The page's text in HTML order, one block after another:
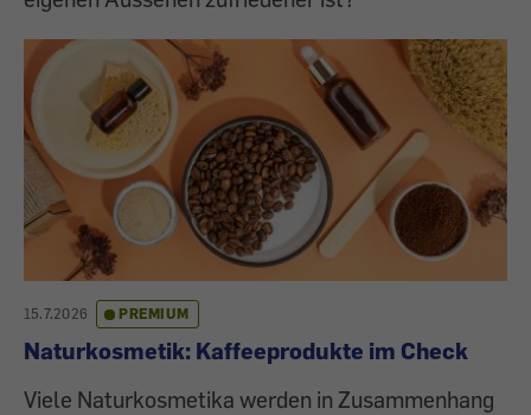
15.7.2026 PREMIUM
Naturkosmetik: Kaffeeprodukte im Check
Viele Naturkosmetika werden in Zusammenhang